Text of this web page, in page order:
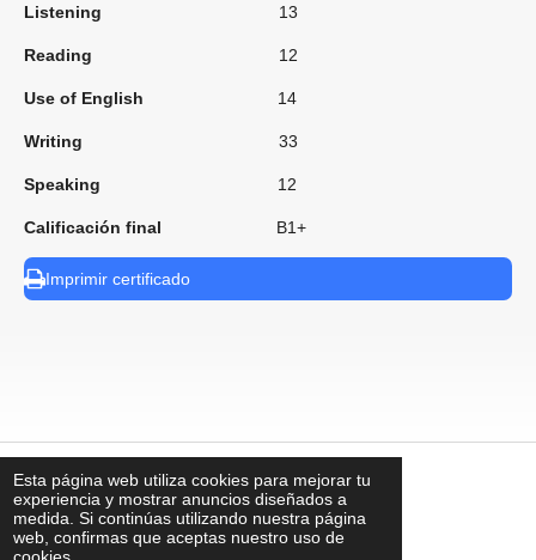
Esta página web utiliza cookies para mejorar tu
experiencia y mostrar anuncios diseñados a
medida. Si continúas utilizando nuestra página
web, confirmas que aceptas nuestro uso de
Listening 13
Reading 12
Use of English 14
Writing 33
Speaking 12
Calificación final B1+
Imprimir certificado
⠀